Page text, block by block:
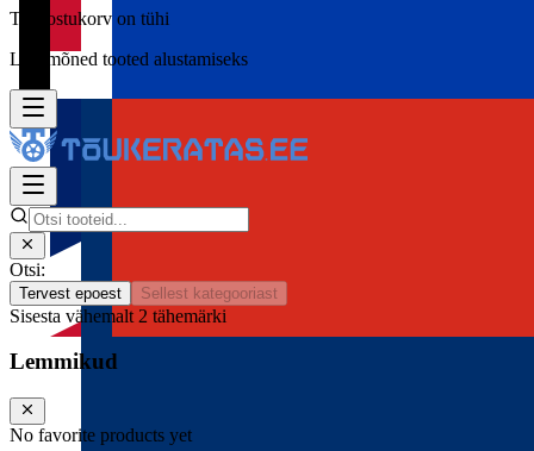
Teie ostukorv on tühi
Lisa mõned tooted alustamiseks
Otsi:
Tervest epoest Sellest kategooriast
Sisesta vähemalt 2 tähemärki
Lemmikud
No favorite products yet